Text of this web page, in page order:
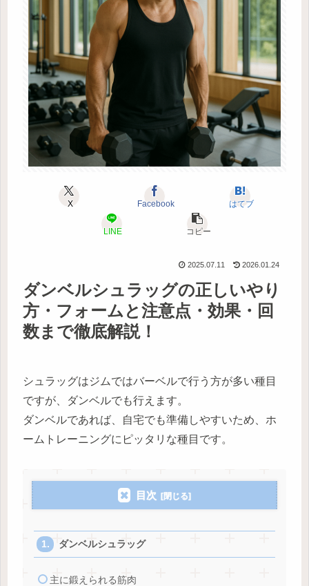
X Facebook はてブ
LINE コピー
2025.07.11 2026.01.24
ダンベルシュラッグの正しいやり
方・フォームと注意点・効果・回
数まで徹底解説！
シュラッグはジムではバーベルで行う方が多い種目
ですが、ダンベルでも行えます。
ダンベルであれば、自宅でも準備しやすいため、ホ
ームトレーニングにピッタリな種目です。
目次
ダンベルシュラッグ
主に鍛えられる筋肉